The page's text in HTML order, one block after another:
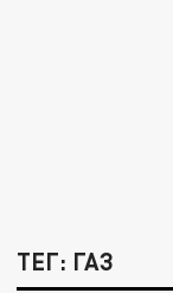
ТЕГ: ГАЗ